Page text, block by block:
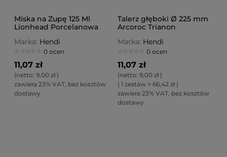
Miska na Zupę 125 Ml
Lionhead Porcelanowa
Marka: Hendi
0 ocen
11,07 zł
(netto: 9,00 zł)
zawiera 23% VAT, bez kosztów
dostawy
Talerz głęboki Ø 225 mm
Arcoroc Trianon
Marka: Hendi
0 ocen
11,07 zł
(netto: 9,00 zł)
( 1 zestaw = 66,42 zł )
zawiera 23% VAT, bez kosztów
dostawy